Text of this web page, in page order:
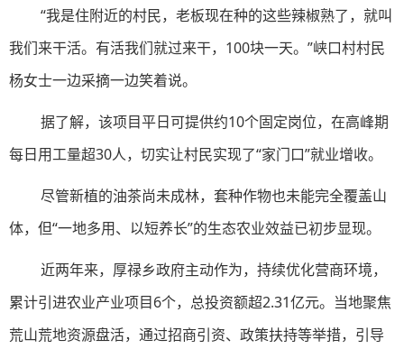
“我是住附近的村民，老板现在种的这些辣椒熟了，就叫
我们来干活。有活我们就过来干，100块一天。”峡口村村民
杨女士一边采摘一边笑着说。
据了解，该项目平日可提供约10个固定岗位，在高峰期
每日用工量超30人，切实让村民实现了“家门口”就业增收。
尽管新植的油茶尚未成林，套种作物也未能完全覆盖山
体，但“一地多用、以短养长”的生态农业效益已初步显现。
近两年来，厚禄乡政府主动作为，持续优化营商环境，
累计引进农业产业项目6个，总投资额超2.31亿元。当地聚焦
荒山荒地资源盘活，通过招商引资、政策扶持等举措，引导